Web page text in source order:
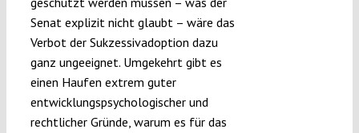
Senat explizit nicht glaubt – wäre das
Verbot der Sukzessivadoption dazu
ganz ungeeignet. Umgekehrt gibt es
einen Haufen extrem guter
entwicklungspsychologischer und
rechtlicher Gründe, warum es für das